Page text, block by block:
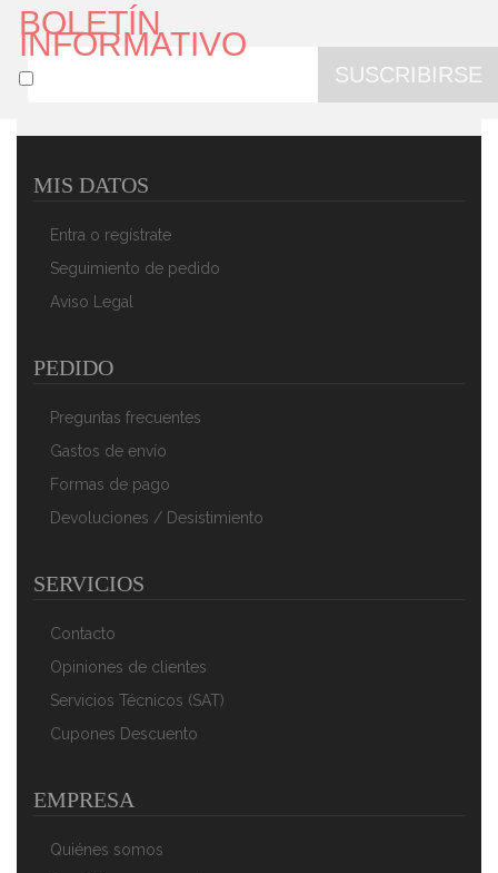
109,90 €
Swan Retro SWKA4500RN Cubo Basura Sensor De
134,90 €
AÑADIR AL CARRITO
BOLETÍN
INFORMATIVO
SUSCRIBIRSE
MIS DATOS
Entra o regístrate
Seguimiento de pedido
Aviso Legal
PEDIDO
Preguntas frecuentes
Gastos de envío
Formas de pago
Devoluciones / Desistimiento
SERVICIOS
Contacto
Opiniones de clientes
Servicios Técnicos (SAT)
Cupones Descuento
EMPRESA
Quiénes somos